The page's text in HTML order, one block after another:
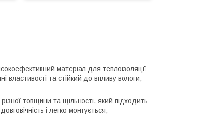
матеріал для теплоізоляції
властивості та стійкий до впливу вологи,
товщини та щільності, який підходить
і легко монтується,